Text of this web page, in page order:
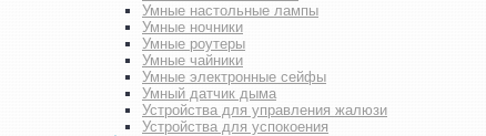
Умные настольные лампы
Умные ночники
Умные роутеры
Умные чайники
Умные электронные сейфы
Умный датчик дыма
Устройства для управления жалюзи
Устройства для успокоения